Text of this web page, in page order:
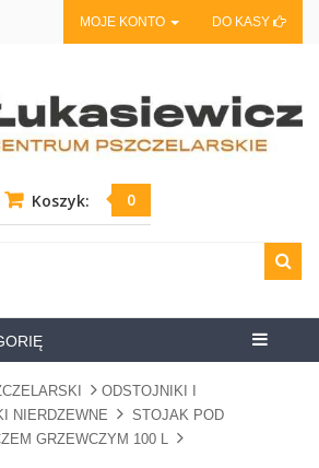
MOJE KONTO DO KASY
Koszyk: 0
Centrum
ODSTOJNIKI I
NIERDZEWNE
STOJAK POD
GRZEWCZYM 100 L